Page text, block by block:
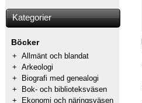
Kategorier
Böcker
+ Allmänt och blandat
+ Arkeologi
+
Biografi med genealogi
+
Bok- och biblioteksväsen
+
Ekonomi och näringsväsen